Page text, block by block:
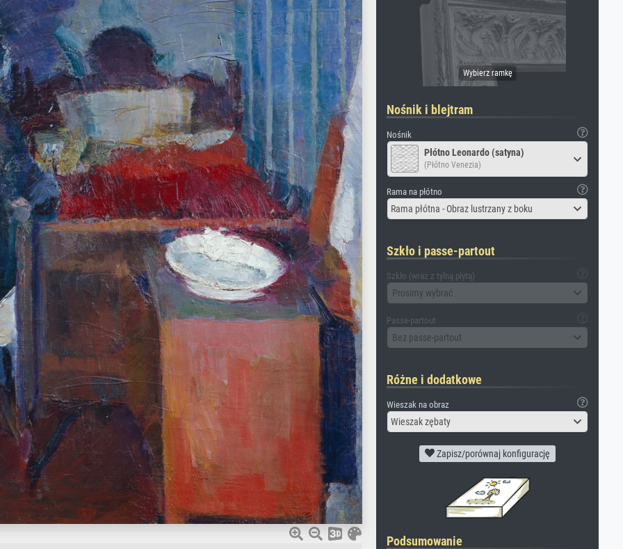
Nośnik i blejtram
Nośnik
Płótno Leonardo (satyna)
(Płótno Venezia)
Rama na płótno
Rama płótna - Obraz lustrzany z boku
Szkło i passe-partout
Szkło (wraz z tylną płytą)
Prosimy wybrać
Passe-partout
Bez passe-partout
Różne i dodatkowe
Wieszak na obraz
Wieszak zębaty
Zapisz/porównaj konfigurację
Podsumowanie